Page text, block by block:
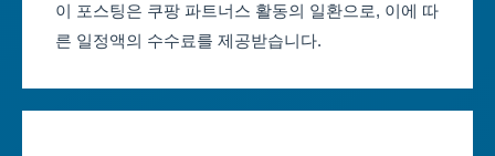
대구축제 일정
인천축제 일정
이 포스팅은 쿠팡 파트너스 활동의 일환으로, 이에 따
른 일정액의 수수료를 제공받습니다.